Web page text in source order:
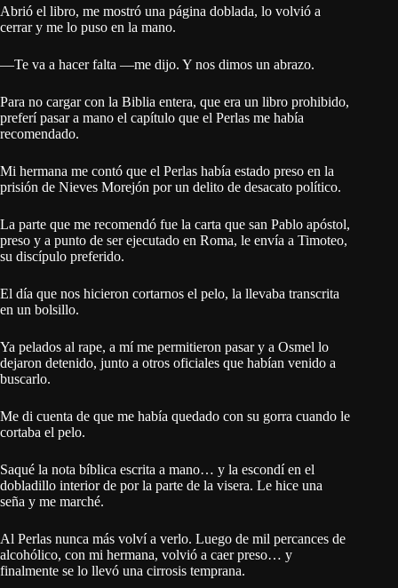
Abrió el libro, me mostró una página doblada, lo volvió a
cerrar y me lo puso en la mano.
—Te va a hacer falta —me dijo. Y nos dimos un abrazo.
Para no cargar con la Biblia entera, que era un libro prohibido,
preferí pasar a mano el capítulo que el Perlas me había
recomendado.
Mi hermana me contó que el Perlas había estado preso en la
prisión de Nieves Morejón por un delito de desacato político.
La parte que me recomendó fue la carta que san Pablo apóstol,
preso y a punto de ser ejecutado en Roma, le envía a Timoteo,
su discípulo preferido.
El día que nos hicieron cortarnos el pelo, la llevaba transcrita
en un bolsillo.
Ya pelados al rape, a mí me permitieron pasar y a Osmel lo
dejaron detenido, junto a otros oficiales que habían venido a
buscarlo.
Me di cuenta de que me había quedado con su gorra cuando le
cortaba el pelo.
Saqué la nota bíblica escrita a mano… y la escondí en el
dobladillo interior de por la parte de la visera. Le hice una
seña y me marché.
Al Perlas nunca más volví a verlo. Luego de mil percances de
alcohólico, con mi hermana, volvió a caer preso… y
finalmente se lo llevó una cirrosis temprana.